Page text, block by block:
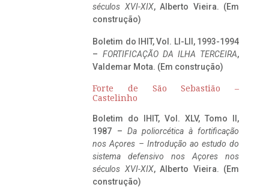
séculos XVI-XIX, Alberto Vieira. (Em
construção)
Boletim do IHIT, Vol. LI-LII, 1993-1994
– FORTIFICAÇÃO DA ILHA TERCEIRA,
Valdemar Mota. (Em construção)
Forte de São Sebastião –
Castelinho
Boletim do IHIT, Vol. XLV, Tomo II,
1987 – Da poliorcética à fortificação
nos Açores – Introdução ao estudo do
sistema defensivo nos Açores nos
séculos XVI-XIX, Alberto Vieira. (Em
construção)